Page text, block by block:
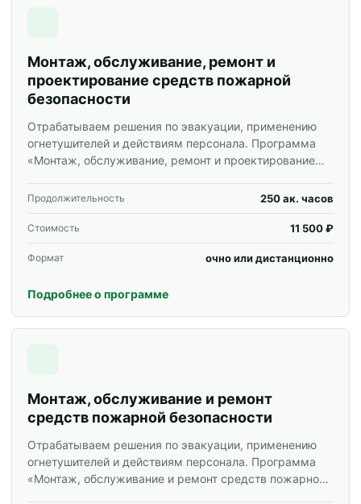
Монтаж, обслуживание, ремонт и
проектирование средств пожарной
безопасности
Отрабатываем решения по эвакуации, применению
огнетушителей и действиям персонала. Программа
«Монтаж, обслуживание, ремонт и проектирование
корпоративных групп.
Продолжительность 250 ак. часов
Стоимость 11 500 ₽
Формат очно или дистанционно
Подробнее о программе
Монтаж, обслуживание и ремонт
средств пожарной безопасности
Отрабатываем решения по эвакуации, применению
огнетушителей и действиям персонала. Программа
«Монтаж, обслуживание и ремонт средств пожарной